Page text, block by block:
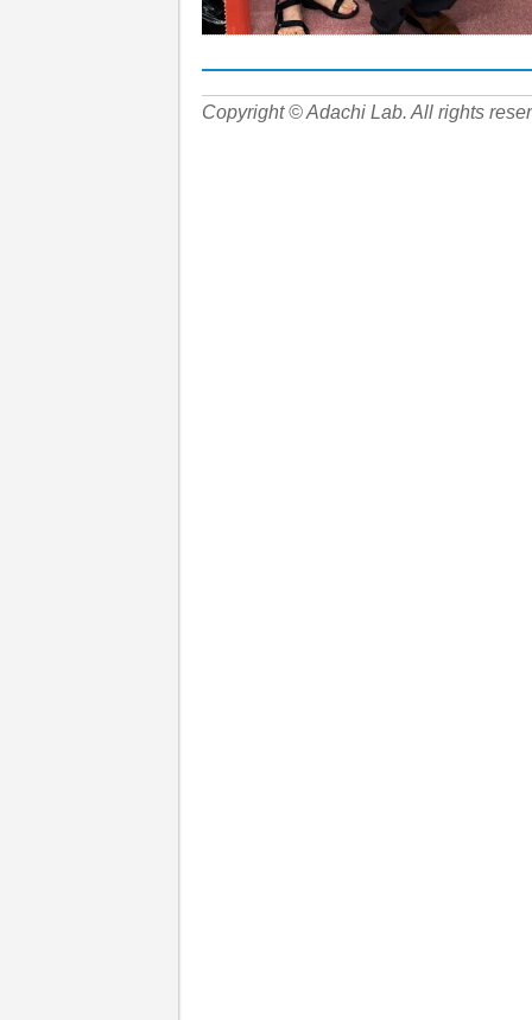
Copyright © Adachi Lab. All rights